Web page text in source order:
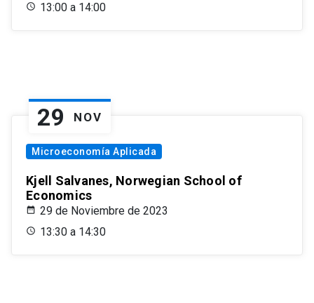
13:00 a 14:00
29 NOV
Microeconomía Aplicada
Kjell Salvanes, Norwegian School of
Economics
29 de Noviembre de 2023
13:30 a 14:30